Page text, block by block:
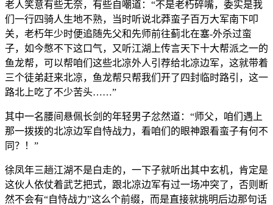
老人笑意有些无奈，有些自嘲道：“不是老朽碎嘴，委实是我
们一行四骑人生地不熟，当时听说北莽蛮子百万大军南下叩
关，老朽年少时便追随先父和先师前往蓟北在塞-外杀过蛮
子，如今憋不下这口气，又听江湖上传言天下十大帮派之一的
鱼龙帮，可以帮咱们这些北凉外人引荐给北凉边军，这就带着
三个徒弟赶来北凉，鱼龙帮只帮我们开了四封临时路引，这一
路北上吃了不少苦头……”
其中一名腰间悬佩长剑的年轻男子忿然道：“师父，咱们遇上
那一拨拨的北凉边军自恃战力，看咱们的眼神跟看蛮子有何不
同？！”
徐凤年三趟江湖不是白走的，一下子就听出其中玄机，肯定是
这伙人依仗着武艺把式，跟北凉边军有过一场冲突了，否则断
然不会有“自恃战力”这么个前缀，而是直接就挑明后边那句话